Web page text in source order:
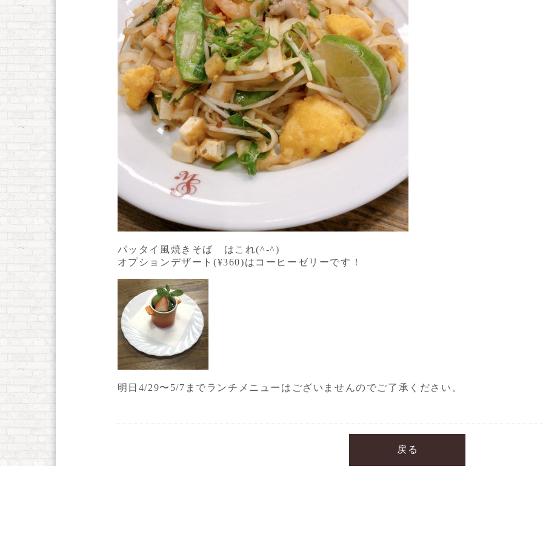
パッタイ風焼きそば はこれ(^-^)
オプションデザート(¥360)はコーヒーゼリーです！
明日4/29〜5/7までランチメニューはございませんのでご了承ください。
戻る